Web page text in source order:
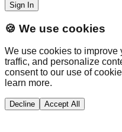
Sign In
🍪 We use cookies
We use cookies to
traffic, and personalize
consent to our use of
learn more.
Decline Accept All